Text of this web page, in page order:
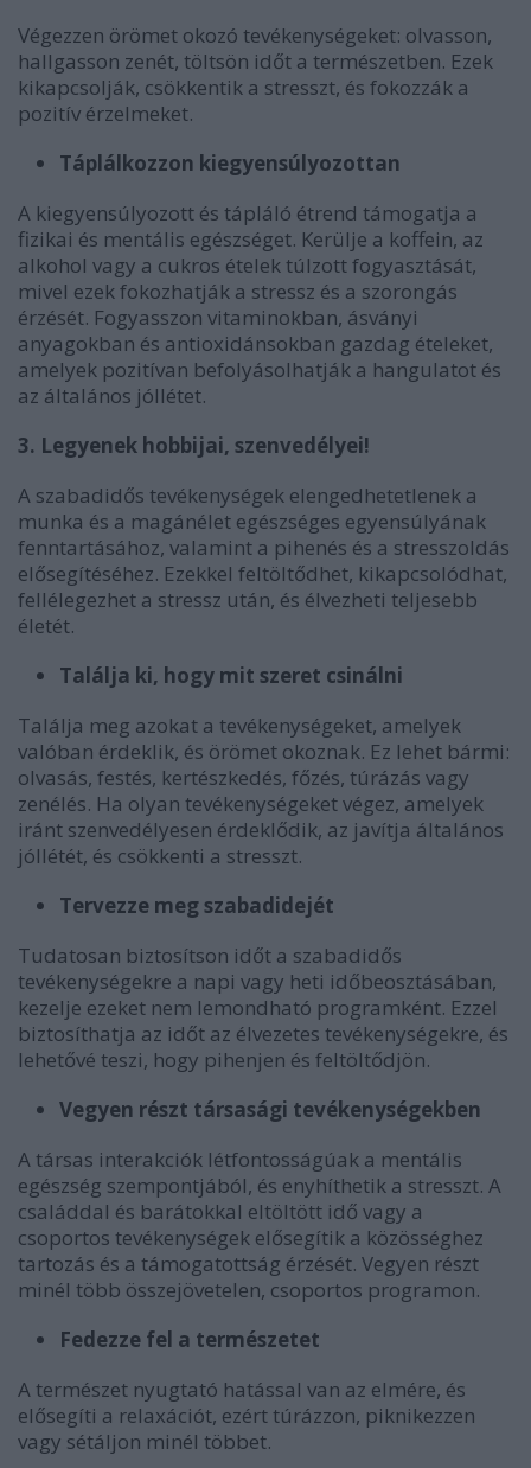
Végezzen örömet okozó tevékenységeket: olvasson,
hallgasson zenét, töltsön időt a természetben. Ezek
kikapcsolják, csökkentik a stresszt, és fokozzák a
pozitív érzelmeket.
Táplálkozzon kiegyensúlyozottan
A kiegyensúlyozott és tápláló étrend támogatja a
fizikai és mentális egészséget. Kerülje a koffein, az
alkohol vagy a cukros ételek túlzott fogyasztását,
mivel ezek fokozhatják a stressz és a szorongás
érzését. Fogyasszon vitaminokban, ásványi
anyagokban és antioxidánsokban gazdag ételeket,
amelyek pozitívan befolyásolhatják a hangulatot és
az általános jóllétet.
3. Legyenek hobbijai, szenvedélyei!
A szabadidős tevékenységek elengedhetetlenek a
munka és a magánélet egészséges egyensúlyának
fenntartásához, valamint a pihenés és a stresszoldás
elősegítéséhez. Ezekkel feltöltődhet, kikapcsolódhat,
fellélegezhet a stressz után, és élvezheti teljesebb
életét.
Találja ki, hogy mit szeret csinálni
Találja meg azokat a tevékenységeket, amelyek
valóban érdeklik, és örömet okoznak. Ez lehet bármi:
olvasás, festés, kertészkedés, főzés, túrázás vagy
zenélés. Ha olyan tevékenységeket végez, amelyek
iránt szenvedélyesen érdeklődik, az javítja általános
jóllétét, és csökkenti a stresszt.
Tervezze meg szabadidejét
Tudatosan biztosítson időt a szabadidős
tevékenységekre a napi vagy heti időbeosztásában,
kezelje ezeket nem lemondható programként. Ezzel
biztosíthatja az időt az élvezetes tevékenységekre, és
lehetővé teszi, hogy pihenjen és feltöltődjön.
Vegyen részt társasági tevékenységekben
A társas interakciók létfontosságúak a mentális
egészség szempontjából, és enyhíthetik a stresszt. A
családdal és barátokkal eltöltött idő vagy a
csoportos tevékenységek elősegítik a közösséghez
tartozás és a támogatottság érzését. Vegyen részt
minél több összejövetelen, csoportos programon.
Fedezze fel a természetet
A természet nyugtató hatással van az elmére, és
elősegíti a relaxációt, ezért túrázzon, piknikezzen
vagy sétáljon minél többet.